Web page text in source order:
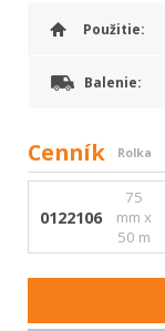
Použitie:
Balenie:
Cenník Rolka
0122106
75
mm x
50 m